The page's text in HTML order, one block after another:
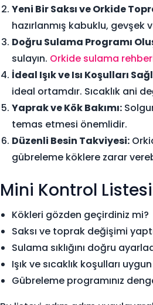
Yeni Bir Saksı ve Orkide
hazırlanmış kabuklu, gevşek
Doğru Sulama Programı
sulayın. Orkide sulama
İdeal Işık ve Isı Koşulları
ideal ortamdır. Sıcaklık ani
Yaprak ve Kök Bakımı:
temas etmesi önemlidir.
Düzenli Besin Takviyesi:
gübreleme köklere zarar
Mini Kontrol
Kökleri gözden geçirdiniz mi?
Saksı ve toprak değişimi
Sulama sıklığını doğru
Işık ve sıcaklık koşulları
Gübreleme programınız